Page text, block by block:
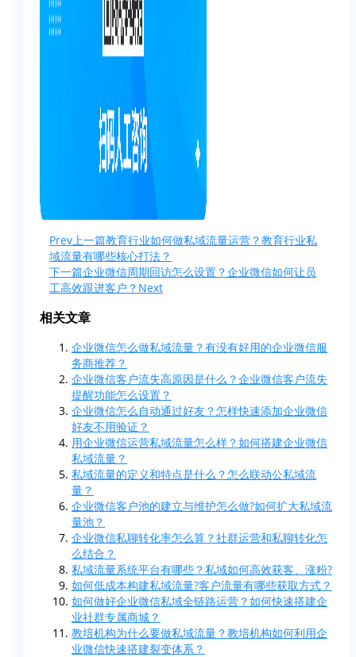
Prev上一篇教育行业如何做私域流量运营？教育行业私
域流量有哪些核心打法？
下一篇企业微信周期回访怎么设置？企业微信如何让员
工高效跟进客户？ Next
相关文章
企业微信怎么做私域流量？有没有好用的企业微信服
务商推荐？
企业微信客户流失高原因是什么？企业微信客户流失
提醒功能怎么设置？
企业微信怎么自动通过好友？怎样快速添加企业微信
好友不用验证？
用企业微信运营私域流量怎么样？如何搭建企业微信
私域流量？
私域流量的定义和特点是什么？怎么联动公私域流
量？
企业微信客户池的建立与维护怎么做?如何扩大私域流
量池？
企业微信私聊转化率怎么算？社群运营和私聊转化怎
么结合？
私域流量系统平台有哪些？私域如何高效获客、涨粉?
如何低成本构建私域流量?客户流量有哪些获取方式？
如何做好企业微信私域全链路运营？如何快速搭建企
业社群专属商城？
教培机构为什么要做私域流量？教培机构如何利用企
业微信快速搭建裂变体系？